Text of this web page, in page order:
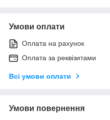
Умови оплати
Оплата на рахунок
Оплата за реквізитами
Всі умови оплати
Умови повернення